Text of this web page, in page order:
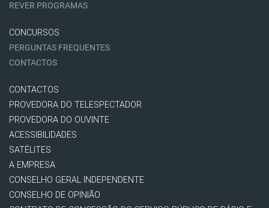
REVER PROGRAMAS
CONCURSOS
PERGUNTAS FREQUENTES
CONTACTOS
CONTACTOS
PROVEDORA DO TELESPECTADOR
PROVEDORA DO OUVINTE
ACESSIBILIDADES
SATÉLITES
A EMPRESA
CONSELHO GERAL INDEPENDENTE
CONSELHO DE OPINIÃO